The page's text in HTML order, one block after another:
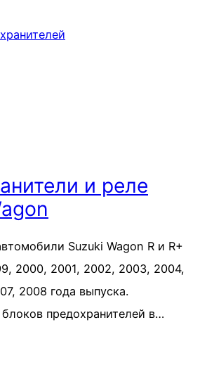
и реле
Suzuki Wagon R и R+
2000, 2001, 2002, 2003, 2004,
2008 года выпуска.
предохранителей в…